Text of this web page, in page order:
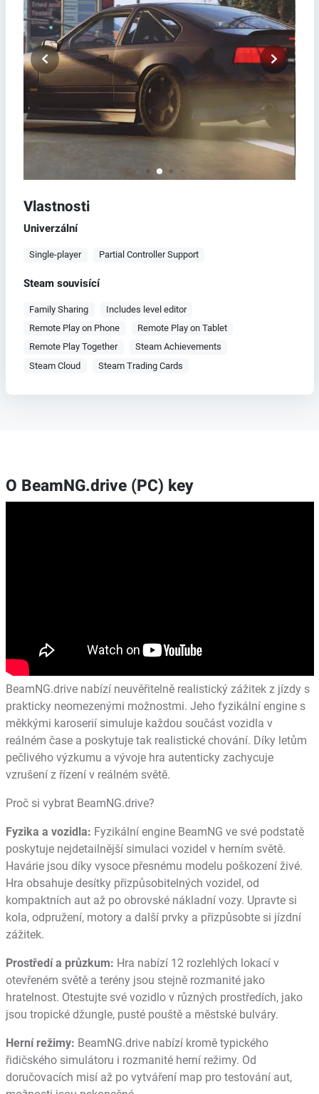
Vlastnosti
Univerzální
Single-player Partial Controller Support
Steam souvisící
Family Sharing
Includes level editor
Remote Play on Phone
Remote Play on Tablet
Remote Play Together
Steam Achievements
Steam Cloud
Steam Trading Cards
O BeamNG.drive (PC) key
BeamNG.drive nabízí neuvěřitelně realistický zážitek z jízdy s
prakticky neomezenými možnostmi. Jeho fyzikální engine s
měkkými karoserií simuluje každou součást vozidla v
reálném čase a poskytuje tak realistické chování. Díky letům
pečlivého výzkumu a vývoje hra autenticky zachycuje
vzrušení z řízení v reálném světě.
Proč si vybrat BeamNG.drive?
Fyzika a vozidla: Fyzikální engine BeamNG ve své podstatě
poskytuje nejdetailnější simulaci vozidel v herním světě.
Havárie jsou díky vysoce přesnému modelu poškození živé.
Hra obsahuje desítky přizpůsobitelných vozidel, od
kompaktních aut až po obrovské nákladní vozy. Upravte si
kola, odpružení, motory a další prvky a přizpůsobte si jízdní
zážitek.
Prostředí a průzkum: Hra nabízí 12 rozlehlých lokací v
otevřeném světě a terény jsou stejně rozmanité jako
hratelnost. Otestujte své vozidlo v různých prostředích, jako
jsou tropické džungle, pusté pouště a městské bulváry.
Herní režimy: BeamNG.drive nabízí kromě typického
řidičského simulátoru i rozmanité herní režimy. Od
doručovacích misí až po vytváření map pro testování aut,